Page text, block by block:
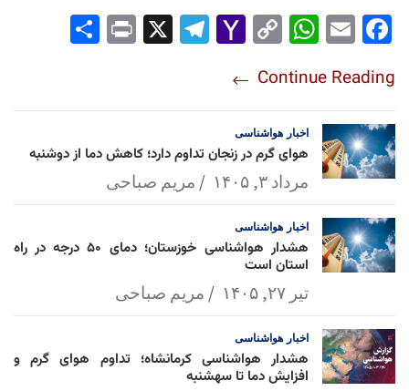
Fac
ok
Em
Wh
Ap
p
Co
Lin
k
Yah
l
Tel
Pri
Continue Reading
اخبار هواشناسی
هوای گرم در زنجان تداوم دارد؛ کاهش دما از دوشنبه
مرداد ۳, ۱۴۰۵ مریم صباحی
اخبار هواشناسی
هشدار هواشناسی خوزستان؛ دمای ۵۰ درجه در راه
استان است
تیر ۲۷, ۱۴۰۵ مریم صباحی
اخبار هواشناسی
هشدار هواشناسی کرمانشاه؛ تداوم هوای گرم و
افزایش دما تا سهشنبه